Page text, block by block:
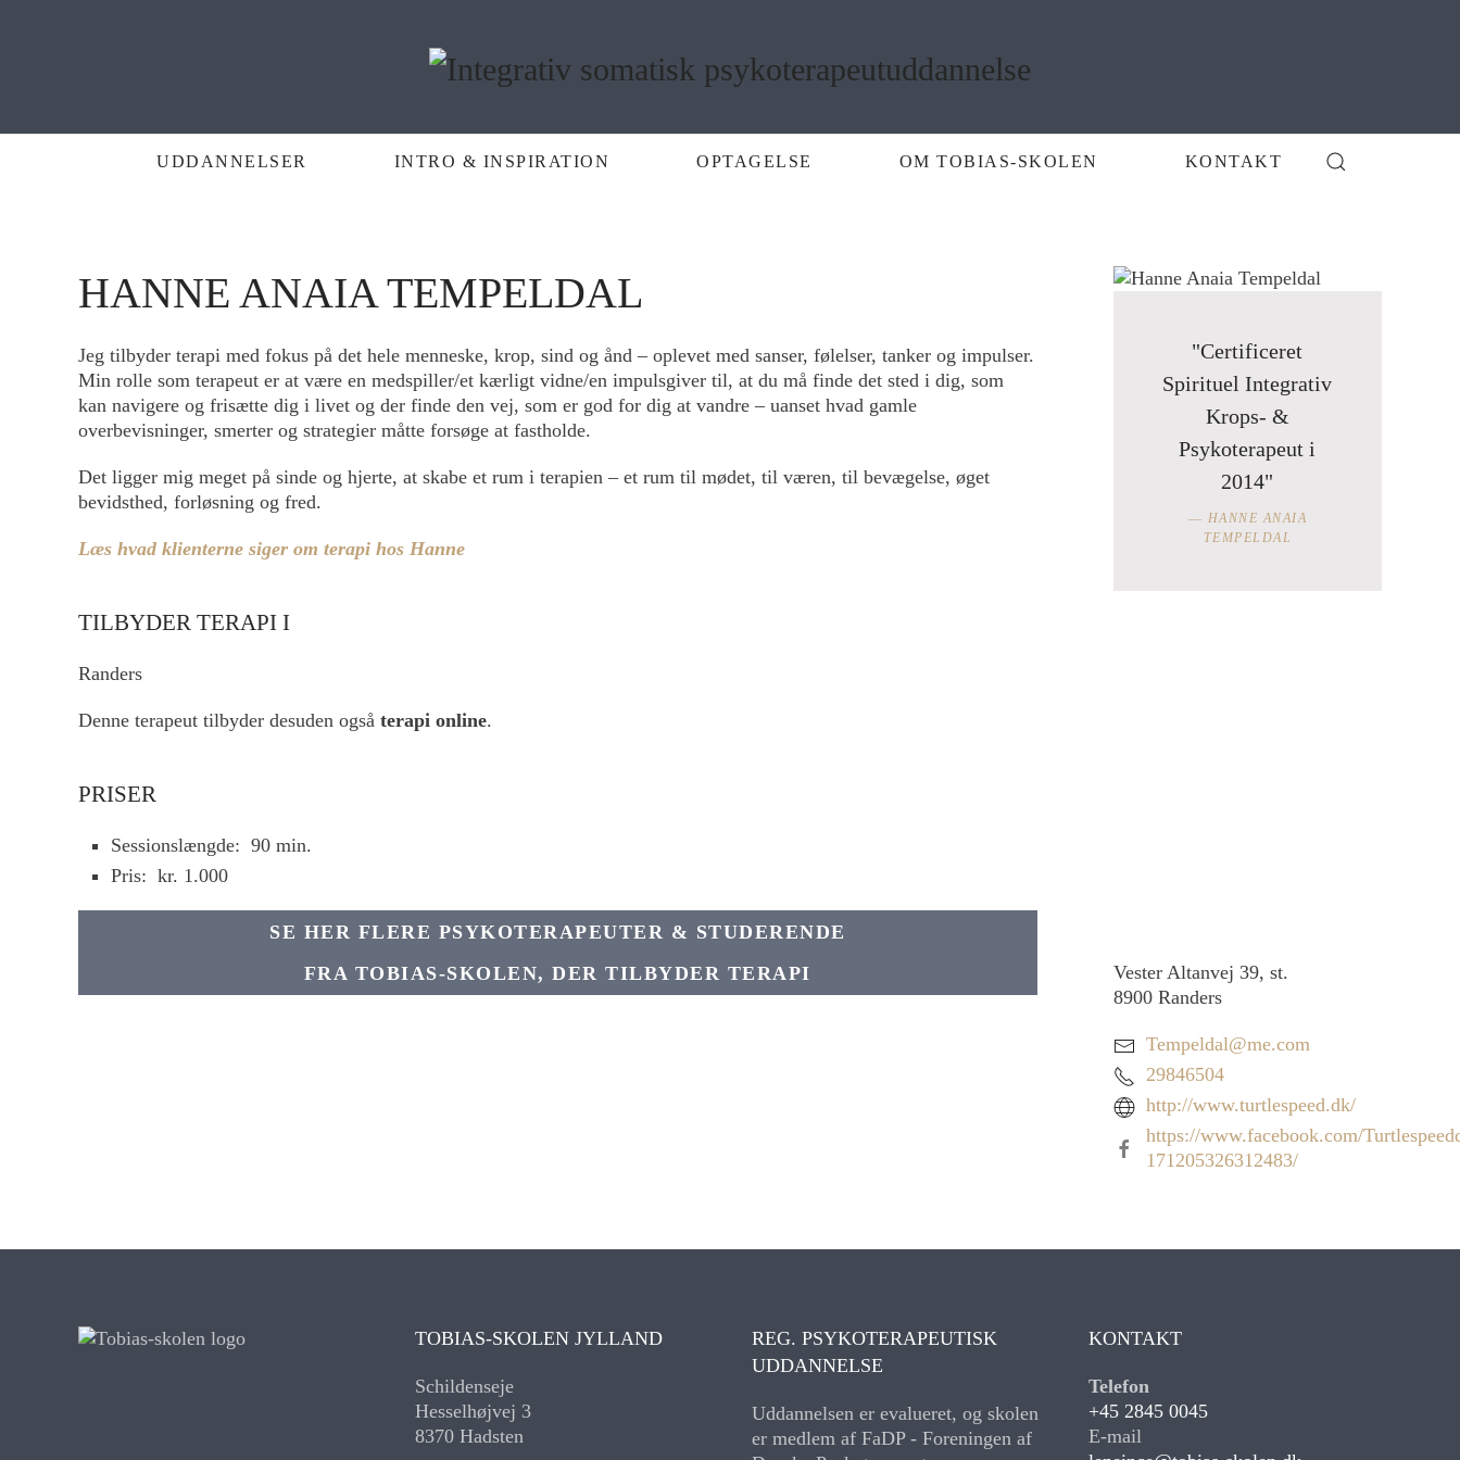
UDDANNELSER INTRO & INSPIRATION OPTAGELSE OM TOBIAS-SKOLEN KONTAKT
HANNE ANAIA TEMPELDAL
Jeg tilbyder terapi med fokus på det hele menneske, krop, sind og ånd – oplevet med sanser, følelser, tanker og impulser.
Min rolle som terapeut er at være en medspiller/et kærligt vidne/en impulsgiver til, at du må finde det sted i dig, som
kan navigere og frisætte dig i livet og der finde den vej, som er god for dig at vandre – uanset hvad gamle
overbevisninger, smerter og strategier måtte forsøge at fastholde.
Det ligger mig meget på sinde og hjerte, at skabe et rum i terapien – et rum til mødet, til væren, til bevægelse, øget
bevidsthed, forløsning og fred.
Læs hvad klienterne siger om terapi hos Hanne
TILBYDER TERAPI I
Randers
Denne terapeut tilbyder desuden også terapi online.
PRISER
Sessionslængde: 90 min.
Pris: kr. 1.000
SE HER FLERE PSYKOTERAPEUTER & STUDERENDE
FRA TOBIAS-SKOLEN, DER TILBYDER TERAPI
"Certificeret
Spirituel Integrativ
Krops- &
Psykoterapeut i
2014"
HANNE ANAIA
TEMPELDAL
Vester Altanvej 39, st.
8900 Randers
Tempeldal@me.com
29846504
http://www.turtlespeed.dk/
https://www.facebook.com/
171205326312483/
TOBIAS-SKOLEN JYLLAND
Schildenseje
Hesselhøjvej 3
8370 Hadsten
REG. PSYKOTERAPEUTISK
UDDANNELSE
Uddannelsen er evalueret, og skolen
er medlem af FaDP - Foreningen af
KONTAKT
Telefon
+45 2845 0045
E-mail